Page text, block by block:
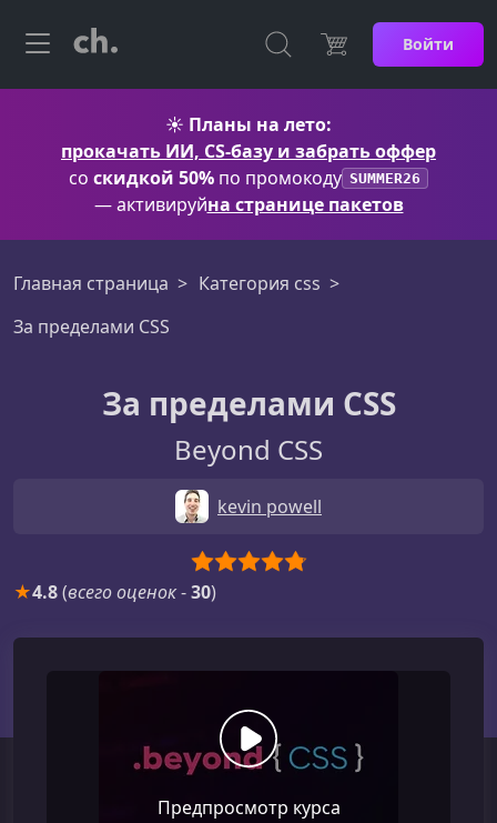
Войти
☀️ Планы на лето:
прокачать ИИ, CS-базу и забрать оффер
со скидкой 50% по промокоду SUMMER26
— активируйна странице пакетов
Главная страница
Категория css
За пределами CSS
За пределами CSS
Beyond CSS
kevin powell
★4.8(всего оценок-30)
Предпросмотр курса